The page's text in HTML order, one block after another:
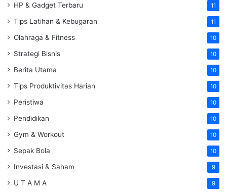
HP & Gadget Terbaru 11
Tips Latihan & Kebugaran 11
Olahraga & Fitness 10
Strategi Bisnis 10
Berita Utama 10
Tips Produktivitas Harian 10
Peristiwa 10
Pendidikan 10
Gym & Workout 10
Sepak Bola 10
Investasi & Saham 9
U T A M A 9